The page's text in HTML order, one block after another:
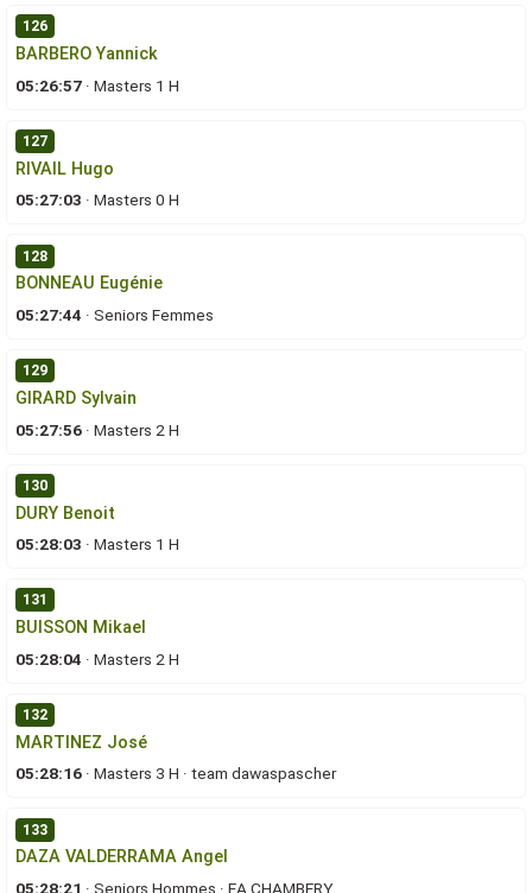
126
BARBERO Yannick
05:26:57 ·Masters 1 H
127
RIVAIL Hugo
05:27:03 ·Masters 0 H
128
BONNEAU Eugénie
05:27:44 ·Seniors Femmes
129
GIRARD Sylvain
05:27:56 ·Masters 2 H
130
DURY Benoit
05:28:03 ·Masters 1 H
131
BUISSON Mikael
05:28:04 ·Masters 2 H
132
MARTINEZ José
05:28:16 ·Masters 3 H ·team dawaspascher
133
DAZA VALDERRAMA Angel
05:28:21 ·Seniors Hommes ·EA CHAMBERY